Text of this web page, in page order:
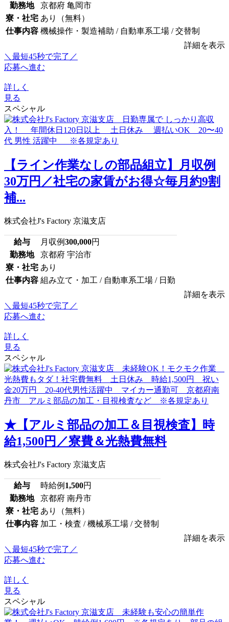
勤務地
京都府 亀岡市
寮・社宅 あり（無料）
仕事内容 機械操作・製造補助 / 自動車系工場 / 交替制
詳細を表示
＼最短45秒で完了／
応募へ進む
詳しく
見る
スペシャル
【ライン作業なしの部品組立】月収例
30万円／社宅の家賃がお得☆毎月約9割
補...
株式会社J's Factory 京滋支店
給与 月収例300,000円
勤務地
京都府 宇治市
寮・社宅 あり
仕事内容 組み立て・加工 / 自動車系工場 / 日勤
詳細を表示
＼最短45秒で完了／
応募へ進む
詳しく
見る
スペシャル
★【アルミ部品の加工＆目視検査】時
給1,500円／寮費＆光熱費無料
株式会社J's Factory 京滋支店
給与 時給例 1,500円
勤務地
京都府 南丹市
寮・社宅 あり（無料）
仕事内容 加工・検査 / 機械系工場 / 交替制
詳細を表示
＼最短45秒で完了／
応募へ進む
詳しく
見る
スペシャル